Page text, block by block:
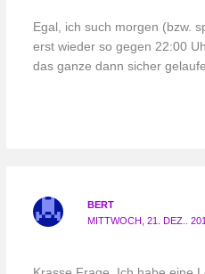
Egal, ich such morgen (bzw.
erst wieder so gegen 22:00
das ganze dann sicher
BERT
MITTWOCH, 21. DEZ..